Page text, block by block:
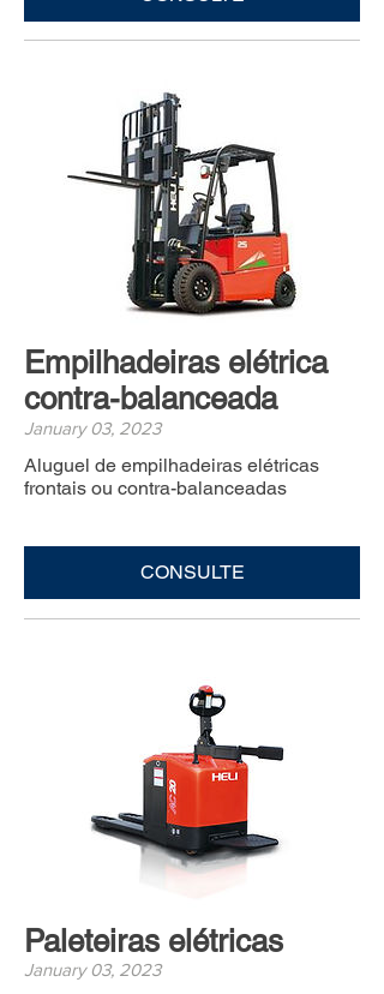
Empilhadeiras elétrica
contra-balanceada
January 03, 2023
Aluguel de empilhadeiras elétricas
frontais ou contra-balanceadas
CONSULTE
Paleteiras elétricas
January 03, 2023